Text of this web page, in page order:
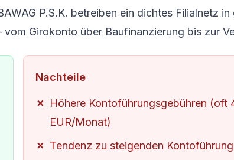
P.S.K. betreiben ein dichtes Filialnetz in
Girokonto über Baufinanzierung bis zur
Nachteile
Höhere Kontoführungsgebühren (oft
EUR/Monat)
Tendenz zu steigenden